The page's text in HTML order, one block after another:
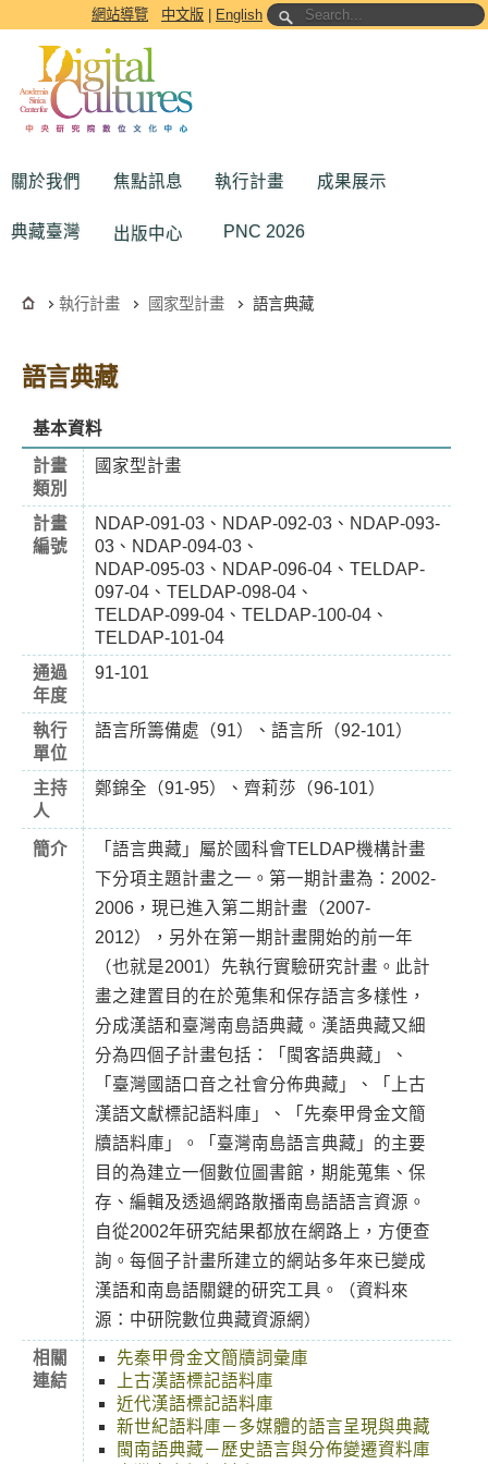
跳到主要內容區塊網站導覽 中文版 English
關於我們 焦點訊息 執行計畫 成果展示
典藏臺灣 出版中心 PNC 2026
執行計畫 國家型計畫 語言典藏
語言典藏
基本資料
計畫
類別
國家型計畫
計畫
編號
NDAP-091-03、NDAP-092-03、NDAP-093-
03、NDAP-094-03、
NDAP-095-03、NDAP-096-04、TELDAP-
097-04、TELDAP-098-04、
TELDAP-099-04、TELDAP-100-04、
TELDAP-101-04
通過
年度
91-101
執行
單位
語言所籌備處（91）、語言所（92-101）
主持
人
鄭錦全（91-95）、齊莉莎（96-101）
簡介
「語言典藏」屬於國科會TELDAP機構計畫
下分項主題計畫之一。第一期計畫為：2002-
2006，現已進入第二期計畫（2007-
2012），另外在第一期計畫開始的前一年
（也就是2001）先執行實驗研究計畫。此計
畫之建置目的在於蒐集和保存語言多樣性，
分成漢語和臺灣南島語典藏。漢語典藏又細
分為四個子計畫包括：「閩客語典藏」、
「臺灣國語口音之社會分佈典藏」、「上古
漢語文獻標記語料庫」、「先秦甲骨金文簡
牘語料庫」。「臺灣南島語言典藏」的主要
目的為建立一個數位圖書館，期能蒐集、保
存、編輯及透過網路散播南島語語言資源。
自從2002年研究結果都放在網路上，方便查
詢。每個子計畫所建立的網站多年來已變成
漢語和南島語關鍵的研究工具。（資料來
源：中研院數位典藏資源網）
相關
連結
先秦甲骨金文簡牘詞彙庫
上古漢語標記語料庫
近代漢語標記語料庫
新世紀語料庫－多媒體的語言呈現與典藏
閩南語典藏－歷史語言與分佈變遷資料庫